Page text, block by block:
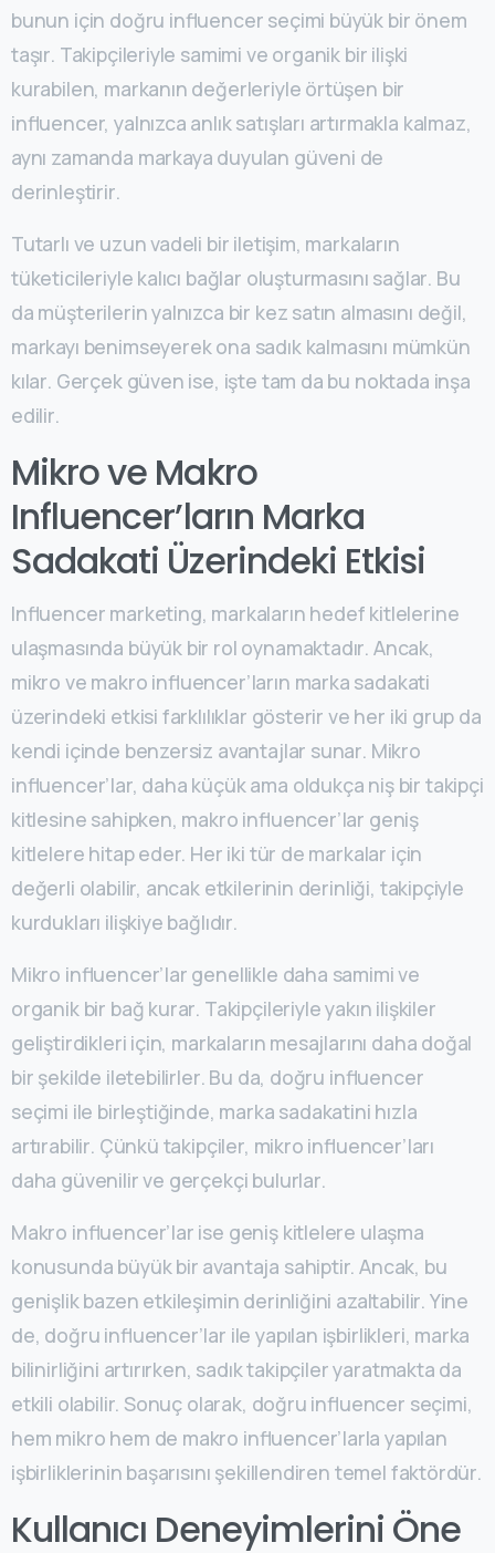
bunun için doğru influencer seçimi büyük bir önem
taşır. Takipçileriyle samimi ve organik bir ilişki
kurabilen, markanın değerleriyle örtüşen bir
influencer, yalnızca anlık satışları artırmakla kalmaz,
aynı zamanda markaya duyulan güveni de
derinleştirir.
Tutarlı ve uzun vadeli bir iletişim, markaların
tüketicileriyle kalıcı bağlar oluşturmasını sağlar. Bu
da müşterilerin yalnızca bir kez satın almasını değil,
markayı benimseyerek ona sadık kalmasını mümkün
kılar. Gerçek güven ise, işte tam da bu noktada inşa
edilir.
Mikro ve Makro
Influencer’ların Marka
Sadakati Üzerindeki Etkisi
Influencer marketing, markaların hedef kitlelerine
ulaşmasında büyük bir rol oynamaktadır. Ancak,
mikro ve makro influencer’ların marka sadakati
üzerindeki etkisi farklılıklar gösterir ve her iki grup da
kendi içinde benzersiz avantajlar sunar. Mikro
influencer’lar, daha küçük ama oldukça niş bir takipçi
kitlesine sahipken, makro influencer’lar geniş
kitlelere hitap eder. Her iki tür de markalar için
değerli olabilir, ancak etkilerinin derinliği, takipçiyle
kurdukları ilişkiye bağlıdır.
Mikro influencer’lar genellikle daha samimi ve
organik bir bağ kurar. Takipçileriyle yakın ilişkiler
geliştirdikleri için, markaların mesajlarını daha doğal
bir şekilde iletebilirler. Bu da, doğru influencer
seçimi ile birleştiğinde, marka sadakatini hızla
artırabilir. Çünkü takipçiler, mikro influencer’ları
daha güvenilir ve gerçekçi bulurlar.
Makro influencer’lar ise geniş kitlelere ulaşma
konusunda büyük bir avantaja sahiptir. Ancak, bu
genişlik bazen etkileşimin derinliğini azaltabilir. Yine
de, doğru influencer’lar ile yapılan işbirlikleri, marka
bilinirliğini artırırken, sadık takipçiler yaratmakta da
etkili olabilir. Sonuç olarak, doğru influencer seçimi,
hem mikro hem de makro influencer’larla yapılan
işbirliklerinin başarısını şekillendiren temel faktördür.
Kullanıcı Deneyimlerini Öne